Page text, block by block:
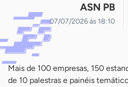
ASN PB
07/07/2026 às 18:10
Mais de 100 empresas, 150
de 10 palestras e painéis